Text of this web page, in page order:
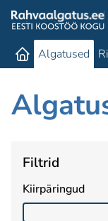
Algatused
Filtrid
Kiirpäringud